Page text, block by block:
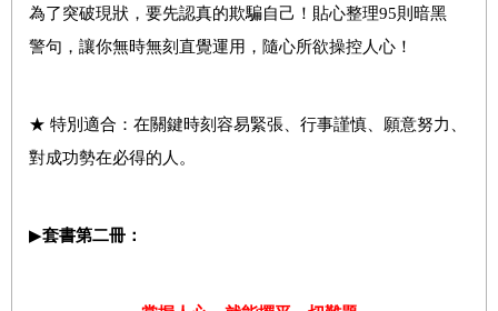
為了突破現狀，要先認真的欺騙自己！貼心整理95則暗黑
警句，讓你無時無刻直覺運用，隨心所欲操控人心！
★ 特別適合：在關鍵時刻容易緊張、行事謹慎、願意努力、
對成功勢在必得的人。
▶套書第二冊：